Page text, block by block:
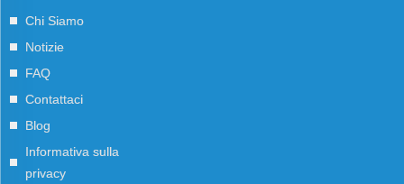
Chi Siamo
Notizie
FAQ
Contattaci
Blog
Informativa sulla
privacy